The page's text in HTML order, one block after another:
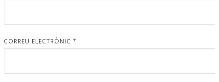
CORREU ELECTRÒNIC *